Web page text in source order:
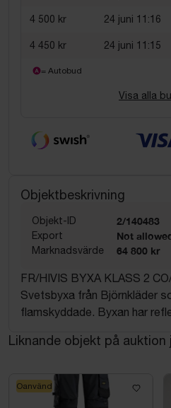
4 500 kr 24 juni 11:16
4 450 kr 24 juni 11:15
= Autobud
Visa alla
Objektbeskrivning
Objekt-ID 2/140483
Export Not
Marknadsvärde 64 800 kr
FR/HIVIS BYXA KLASS 2
Svetsbyxa från Björnkläder
flamskyddade. Byxan har
Liknande objekt på auktion
Oanvänd